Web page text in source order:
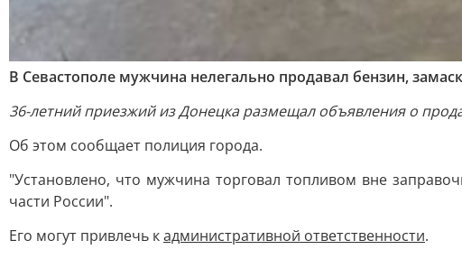
В Севастополе мужчина нелегально продавал бензин,
36-летний приезжий из Донецка размещал объявления о
Об этом сообщает полиция города.
"Установлено, что мужчина торговал топливом вне
части России".
Его могут привлечь кадминистративной ответственности.